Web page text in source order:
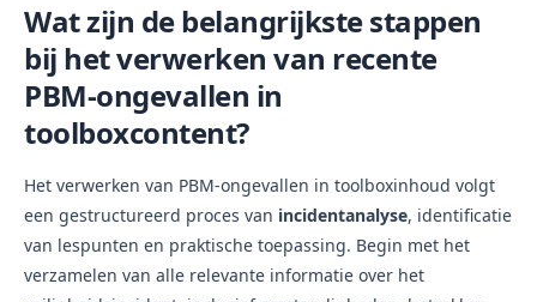
Wat zijn de belangrijkste stappen
bij het verwerken van recente
PBM-ongevallen in
toolboxcontent?
Het verwerken van PBM-ongevallen in toolboxinhoud volgt
een gestructureerd proces van incidentanalyse, identificatie
van lespunten en praktische toepassing. Begin met het
verzamelen van alle relevante informatie over het